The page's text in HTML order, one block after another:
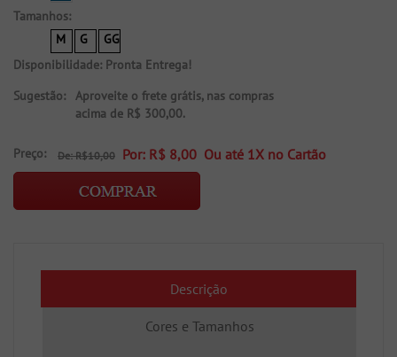
Tamanhos:
M
G
GG
Disponibilidade: Pronta Entrega!
Sugestão:
Aproveite o frete grátis, nas compras
acima de R$ 300,00.
Preço: De: R$10,00 Por: R$ 8,00 Ou até 1X no Cartão
Descrição
Cores e Tamanhos